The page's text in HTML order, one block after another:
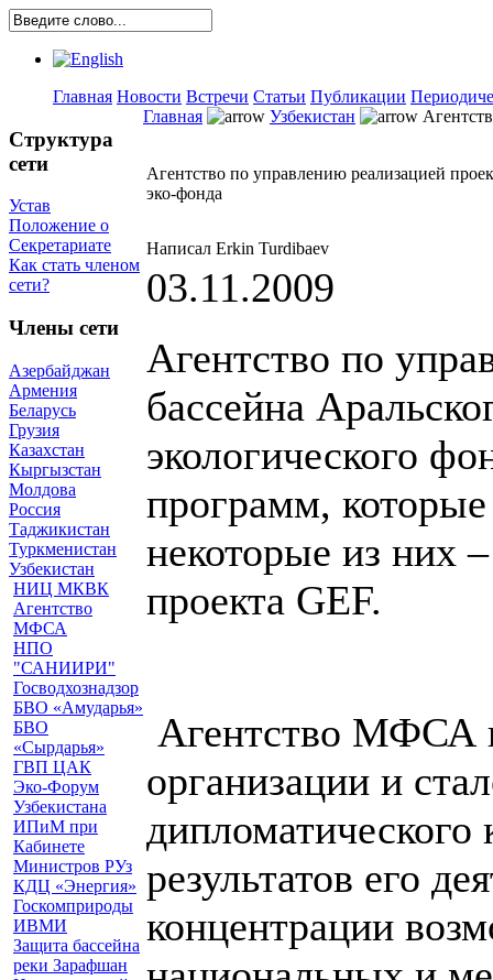
Главная Новости Встречи Статьи Публикации
Структура
сети
Устав
Положение о
Секретариате
Как стать членом
сети?
Члены сети
Азербайджан
Армения
Беларусь
Грузия
Казахстан
Кыргызстан
Молдова
Россия
Таджикистан
Туркменистан
Узбекистан
НИЦ МКВК
Агентство
МФСА
НПО
"САНИИРИ"
Госводхознадзор
БВО «Амударья»
БВО
«Сырдарья»
ГВП ЦАК
Эко-Форум
Узбекистана
ИПиМ при
Кабинете
Министров РУз
КДЦ «Энергия»
Госкомприроды
ИВМИ
Защита бассейна
реки Зарафшан
Главная Узбекистан
Агентство по управлению реализацией
эко-фонда
Написал Erkin Turdibaev
03.11.2009
Агентство по
бассейна
экологического
программ,
некоторые из них
проекта GEF.
Агентство МФСА
организации и
дипломатического
результатов его
концентрации